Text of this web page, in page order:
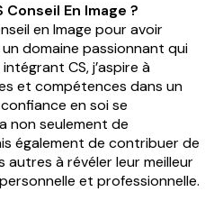
En Image ?
en Image pour avoir
domaine passionnant qui
CS, j’aspire à
et compétences dans un
en soi se
non seulement de
également de contribuer de
autres à révéler leur meilleur
et professionnelle.